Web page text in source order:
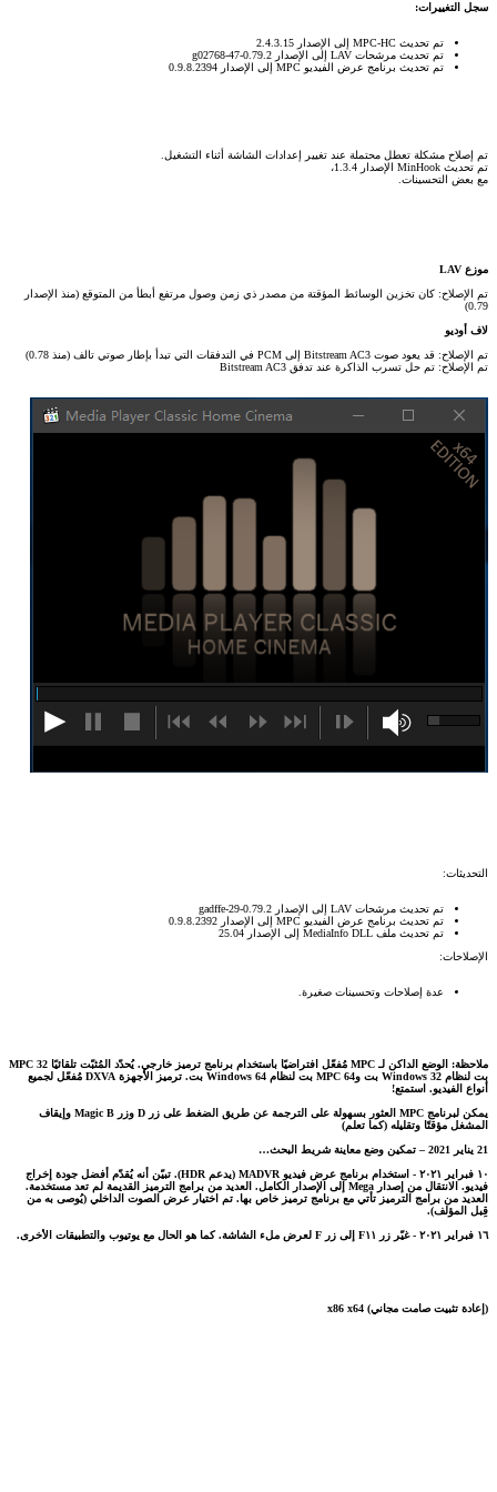
سجل التغييرات:
تم تحديث MPC-HC إلى الإصدار 2.4.3.15
تم تحديث مرشحات LAV إلى الإصدار 0.79.2-47-g02768
تم تحديث برنامج عرض الفيديو MPC إلى الإصدار 0.9.8.2394
تم إصلاح مشكلة تعطل محتملة عند تغيير إعدادات الشاشة أثناء التشغيل.
تم تحديث MinHook الإصدار 1.3.4،
مع بعض التحسينات.
موزع LAV
تم الإصلاح: كان تخزين الوسائط المؤقتة من مصدر ذي زمن وصول مرتفع أبطأ من المتوقع (منذ الإصدار
0.79)
لاف أوديو
تم الإصلاح: قد يعود صوت Bitstream AC3 إلى PCM في التدفقات التي تبدأ بإطار صوتي تالف (منذ 0.78)
تم الإصلاح: تم حل تسرب الذاكرة عند تدفق Bitstream AC3
التحديثات:
تم تحديث مرشحات LAV إلى الإصدار 0.79.2-29-gadffe
تم تحديث برنامج عرض الفيديو MPC إلى الإصدار 0.9.8.2392
تم تحديث ملف MediaInfo DLL إلى الإصدار 25.04
الإصلاحات:
عدة إصلاحات وتحسينات صغيرة.
ملاحظة: الوضع الداكن لـ MPC مُفعّل افتراضيًا باستخدام برنامج ترميز خارجي. يُحدّد المُثبّت تلقائيًا MPC 32
بت لنظام Windows 32 بت وMPC 64 بت لنظام Windows 64 بت. ترميز الأجهزة DXVA مُفعّل لجميع
أنواع الفيديو. استمتع!
يمكن لبرنامج MPC العثور بسهولة على الترجمة عن طريق الضغط على زر D وزر Magic B وإيقاف
المشغل مؤقتًا وتقليله (كما تعلم)
21 يناير 2021 – تمكين وضع معاينة شريط البحث…
١٠ فبراير ٢٠٢١ - استخدام برنامج عرض فيديو MADVR (يدعم HDR). تبيّن أنه يُقدّم أفضل جودة إخراج
فيديو. الانتقال من إصدار Mega إلى الإصدار الكامل. العديد من برامج الترميز القديمة لم تعد مستخدمة.
العديد من برامج الترميز تأتي مع برنامج ترميز خاص بها. تم اختيار عرض الصوت الداخلي (يُوصى به من
قِبل المؤلف).
١٦ فبراير ٢٠٢١ - غيّر زر F١١ إلى زر F لعرض ملء الشاشة. كما هو الحال مع يوتيوب والتطبيقات الأخرى.
(إعادة تثبيت صامت مجاني) x86 x64